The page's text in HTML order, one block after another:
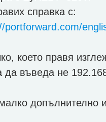
справка с:
portforward.com/
което правя
да въведа не
допълнително